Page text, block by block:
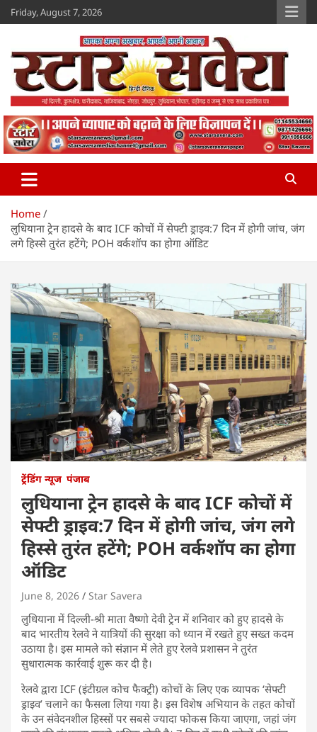
Skip
to
Friday, August 7, 2026
Star Savera
www.starsavera.com
Home
लुधियाना ट्रेन हादसे के बाद ICF कोचों में सेफ्टी ड्राइव:7 दिन में होगी जांच, जंग
लगे हिस्से तुरंत हटेंगे; POH वर्कशॉप का होगा ऑडिट
ट्रेंडिंग न्यूज पंजाब
लुधियाना ट्रेन हादसे के बाद ICF कोचों में
सेफ्टी ड्राइव:7 दिन में होगी जांच, जंग लगे
हिस्से तुरंत हटेंगे; POH वर्कशॉप का होगा
ऑडिट
June 8, 2026 Star Savera
लुधियाना में दिल्ली-श्री माता वैष्णो देवी ट्रेन में शनिवार को हुए हादसे के
बाद भारतीय रेलवे ने यात्रियों की सुरक्षा को ध्यान में रखते हुए सख्त कदम
उठाया है। इस मामले को संज्ञान में लेते हुए रेलवे प्रशासन ने तुरंत
सुधारात्मक कार्रवाई शुरू कर दी है।
रेलवे द्वारा ICF (इंटीग्रल कोच फैक्ट्री) कोचों के लिए एक व्यापक ‘सेफ्टी
ड्राइव’ चलाने का फैसला लिया गया है। इस विशेष अभियान के तहत कोचों
के उन संवेदनशील हिस्सों पर सबसे ज्यादा फोकस किया जाएगा, जहां जंग